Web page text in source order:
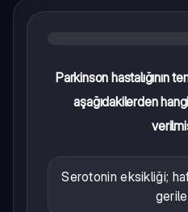
Parkinson hastalığının
aşağıdakilerden
Serotonin eksikliği;